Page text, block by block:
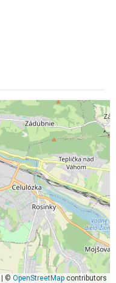
| © OpenStreetMap contributors